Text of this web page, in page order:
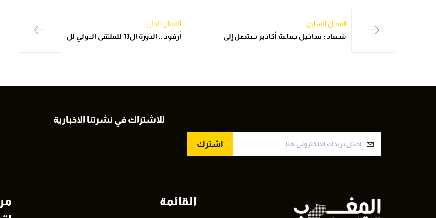
المقال السابق
بنحماد : مداخيل جماعة أكادير ستصل إلى
المقال التالي
أرفود .. الدورة ال13 للملتقى الدولي لل
للاشتراك في نشرتنا الاخبارية
اشترك
القائمة